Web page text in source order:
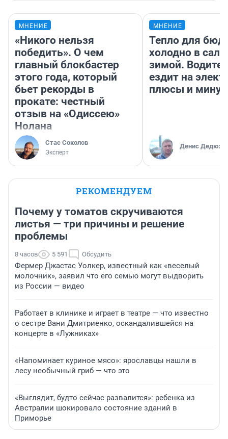
МНЕНИЕ
«Никого нельзя
победить». О чем
главный блокбастер
этого года, который
бьет рекорды в
прокате: честный
отзыв на «Одиссею»
Нолана
Стас Соколов
Эксперт
МНЕНИЕ
Тепло для
холодно в
зимой.
ездит на
плюсы и
Денис
РЕКОМЕНДУЕМ
Почему у томатов скручиваются
листья — три причины и решение
проблемы
8 часов 5 591 Обсудить
Фермер Джастас Уолкер, известный как «веселый
молочник», заявил что его семью могут выдворить
из России — видео
Работает в клинике и играет в театре — что известно
о сестре Вани Дмитриенко, оскандалившейся на
концерте в «Лужниках»
«Напоминает куриное мясо»: ярославцы нашли в
лесу необычный гриб — что это
«Выглядит, будто сейчас развалится»: ребенка из
Австралии шокировало состояние зданий в
Приморье